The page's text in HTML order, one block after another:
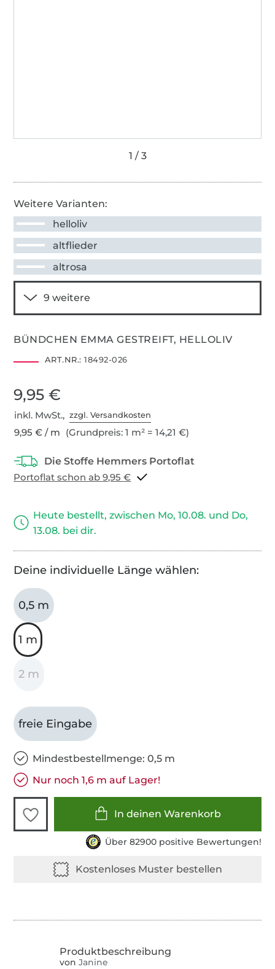
Weitere Varianten:
helloliv
altflieder
altrosa
BÜNDCHEN EMMA GESTREIFT, HELLOLIV
ART.NR.: 18492-026
9,95 €
inkl. MwSt.,zzgl. Versandkosten
9,95 € / m (Grundpreis: 1 m² = 14,21 €)
Portoflat schon ab 9,95 €
Heute bestellt, zwischen Mo, 10.08. und Do,
13.08. bei dir.
Deine individuelle Länge wählen:
0,5 m
1 m
2 m
freie Eingabe
Mindestbestellmenge: 0,5 m
Nur noch 1,6 m auf Lager!
In deinen Warenkorb
Über 82900 positive Bewertungen!
von Janine